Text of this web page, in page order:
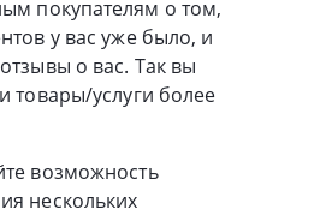
покупателям о том,
у вас уже было, и
о вас. Так вы
товары/услуги более
возможность
нескольких